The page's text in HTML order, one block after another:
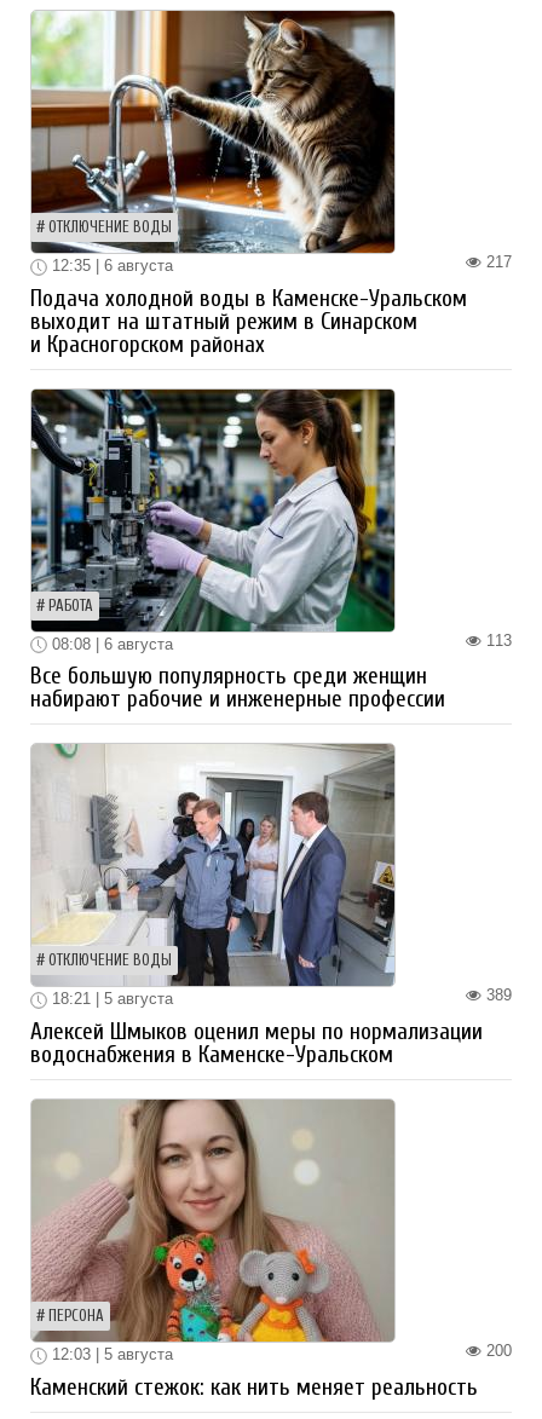
ОТКЛЮЧЕНИЕ ВОДЫ
217
12:35 | 6 августа
Подача холодной воды в Каменске-Уральском
выходит на штатный режим в Синарском
и Красногорском районах
РАБОТА
113
08:08 | 6 августа
Все большую популярность среди женщин
набирают рабочие и инженерные профессии
ОТКЛЮЧЕНИЕ ВОДЫ
389
18:21 | 5 августа
Алексей Шмыков оценил меры по нормализации
водоснабжения в Каменске-Уральском
ПЕРСОНА
200
12:03 | 5 августа
Каменский стежок: как нить меняет реальность